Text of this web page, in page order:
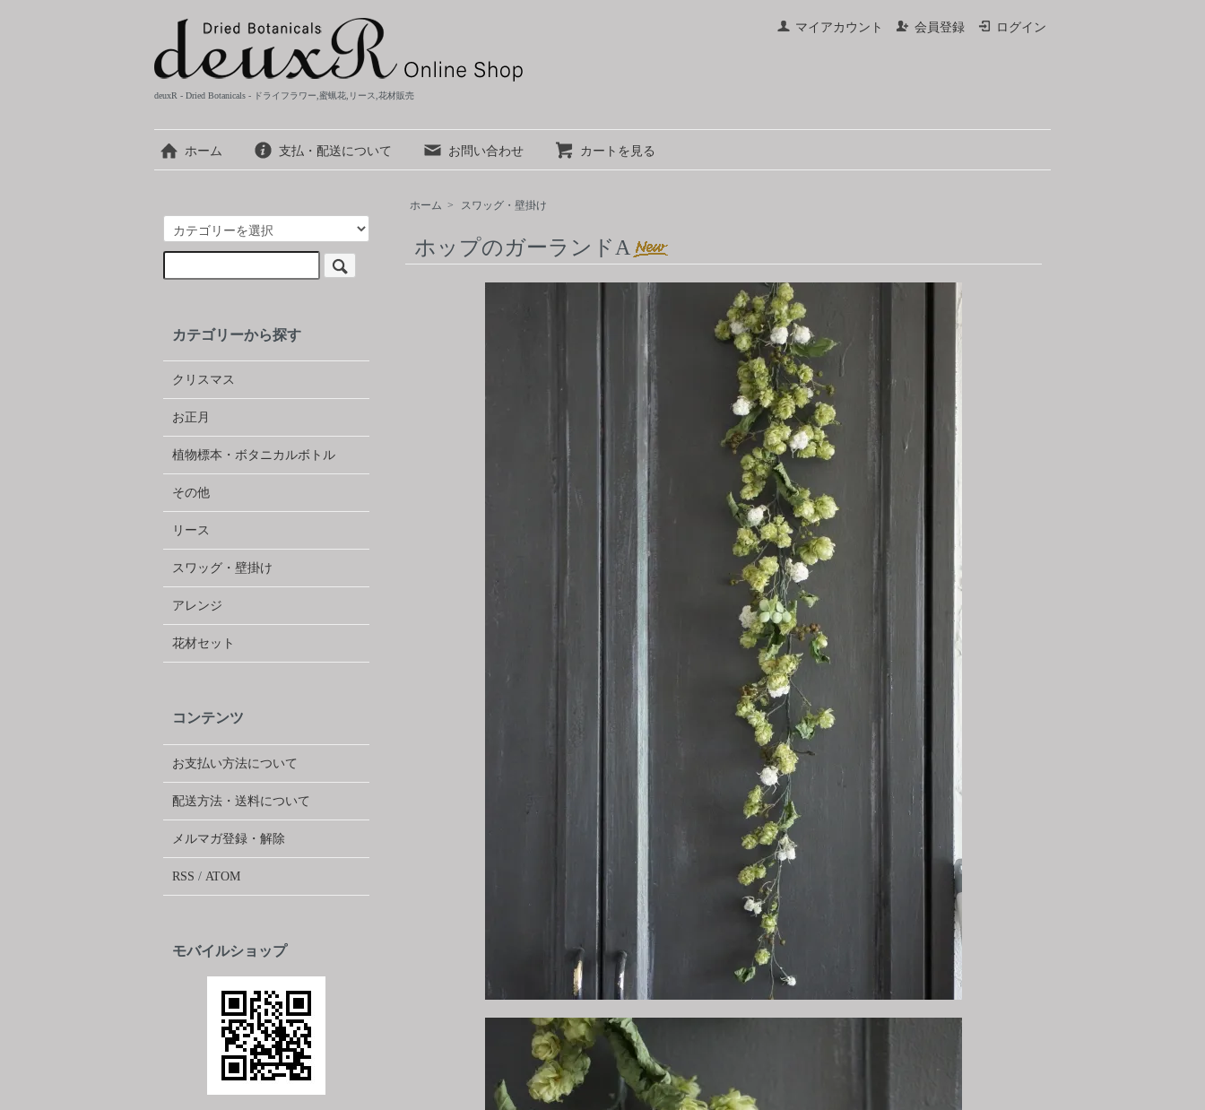
マイアカウント 会員登録 ログイン
deuxR - Dried Botanicals - ドライフラワー,蜜蝋花,リース,花材販売
ホーム 支払・配送について お問い合わせ カートを見る
ホーム > スワッグ・壁掛け
ホップのガーランドA
カテゴリーから探す
クリスマス
お正月
植物標本・ボタニカルボトル
その他
リース
スワッグ・壁掛け
アレンジ
花材セット
コンテンツ
お支払い方法について
配送方法・送料について
メルマガ登録・解除
RSS / ATOM
モバイルショップ